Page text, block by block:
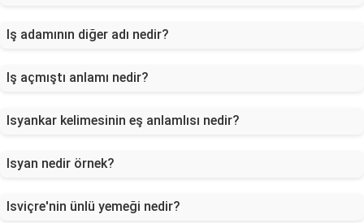
Iş adamının diğer adı nedir?
Iş açmıştı anlamı nedir?
Isyankar kelimesinin eş anlamlısı nedir?
Isyan nedir örnek?
Isviçre'nin ünlü yemeği nedir?